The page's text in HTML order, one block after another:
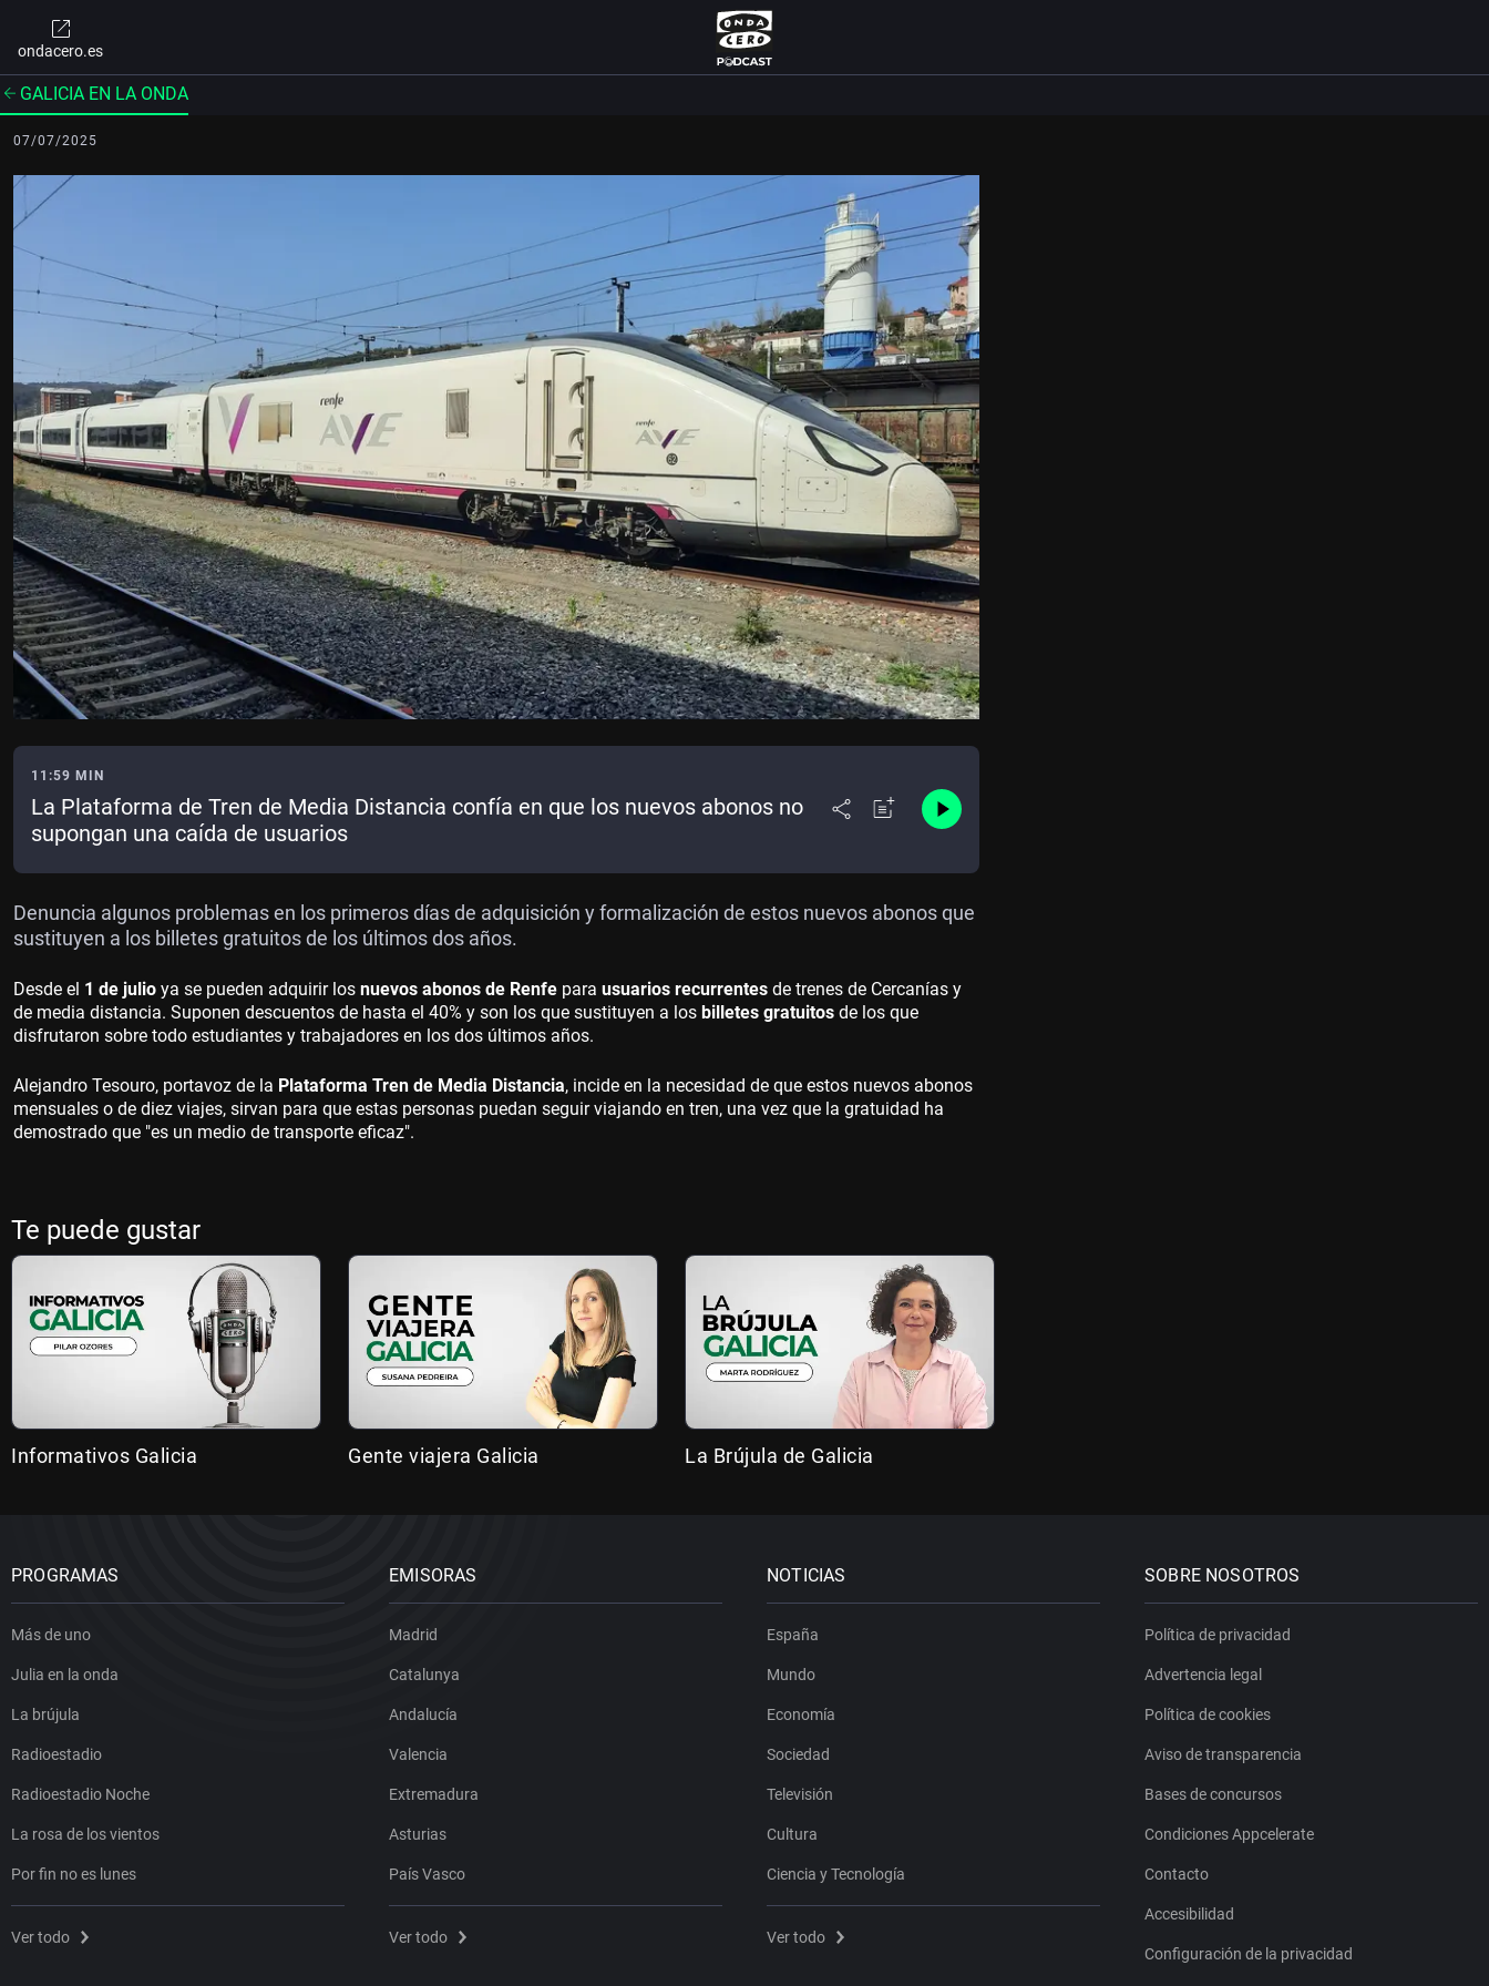
ondacero.es
GALICIA EN LA ONDA
07/07/2025
11:59 MIN
La Plataforma de Tren de Media Distancia confía en que los nuevos abonos no
supongan una caída de usuarios
Denuncia algunos problemas en los primeros días de adquisición y formalización de estos nuevos abonos que
sustituyen a los billetes gratuitos de los últimos dos años.
Desde el 1 de julio ya se pueden adquirir los nuevos abonos de Renfe para usuarios recurrentes de trenes de Cercanías y
de media distancia. Suponen descuentos de hasta el 40% y son los que sustituyen a los billetes gratuitos de los que
disfrutaron sobre todo estudiantes y trabajadores en los dos últimos años.
Alejandro Tesouro, portavoz de la Plataforma Tren de Media Distancia, incide en la necesidad de que estos nuevos abonos
mensuales o de diez viajes, sirvan para que estas personas puedan seguir viajando en tren, una vez que la gratuidad ha
demostrado que "es un medio de transporte eficaz".
Te puede gustar
Informativos Galicia Gente viajera Galicia La Brújula de Galicia
PROGRAMAS
Más de uno
Julia en la onda
La brújula
Radioestadio
Radioestadio Noche
La rosa de los vientos
Por fin no es lunes
Ver todo
EMISORAS
Madrid
Catalunya
Andalucía
Valencia
Extremadura
Asturias
País Vasco
Ver todo
NOTICIAS
España
Mundo
Economía
Sociedad
Televisión
Cultura
Ciencia y Tecnología
Ver todo
SOBRE NOSOTROS
Política de privacidad
Advertencia legal
Política de cookies
Aviso de transparencia
Bases de concursos
Condiciones Appcelerate
Contacto
Accesibilidad
Configuración de la privacidad